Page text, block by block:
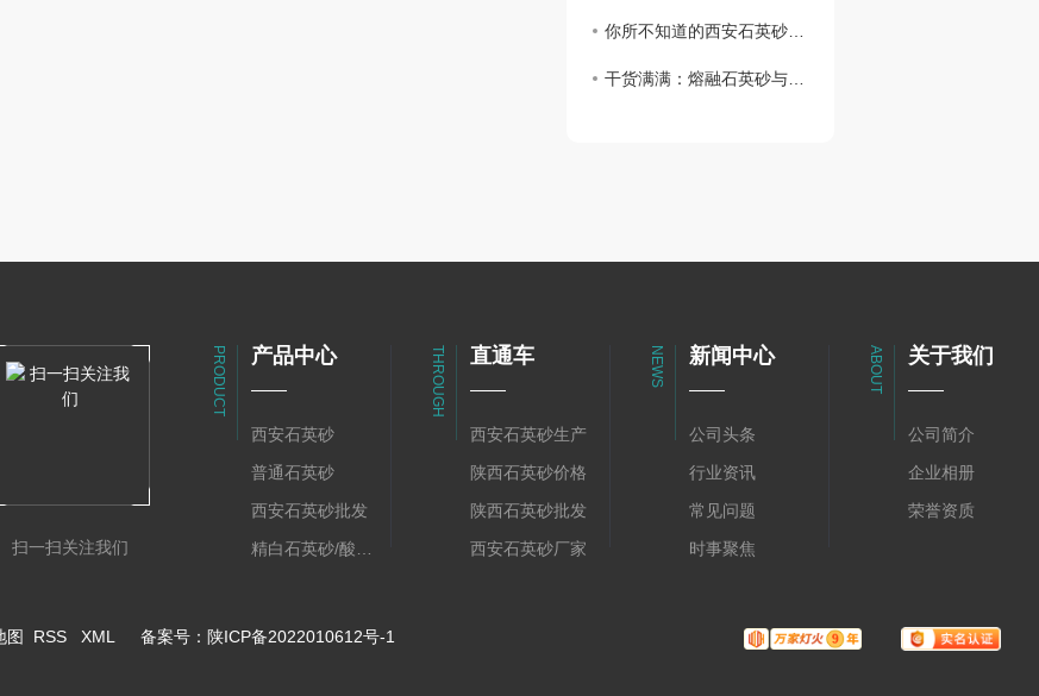
你所不知道的西安石英砂在停车场水泥地面的起砂处理中的应用，速来一览！
干货满满：熔融石英砂与西安普通石英砂的区别
扫一扫关注我们
PRODUCT 产品中心
西安石英砂
普通石英砂
西安石英砂批发
精白石英砂/酸洗石英砂
THROUGH 直通车
西安石英砂生产
陕西石英砂价格
陕西石英砂批发
西安石英砂厂家
NEWS 新闻中心
公司头条
行业资讯
常见问题
时事聚焦
ABOUT 关于我们
公司简介
企业相册
荣誉资质
图 RSS XML 备案号： 陕ICP备2022010612号-1